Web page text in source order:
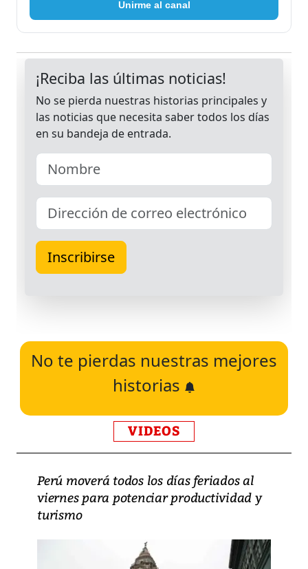
Unirme al canal
No te pierdas nuestras mejores
historias
VIDEOS
Perú moverá todos los días feriados al
viernes para potenciar productividad y
turismo